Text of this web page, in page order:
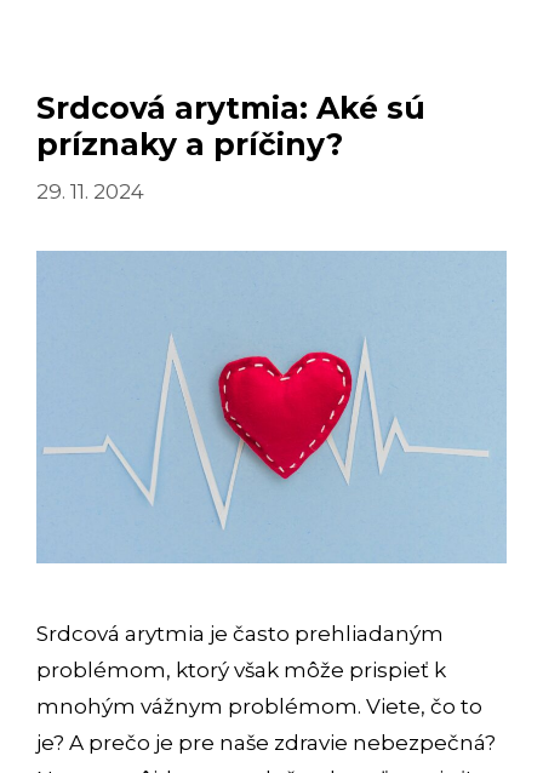
Srdcová arytmia: Aké sú
príznaky a príčiny?
29. 11. 2024
Srdcová arytmia je často prehliadaným
problémom, ktorý však môže prispieť k
mnohým vážnym problémom. Viete, čo to
je? A prečo je pre naše zdravie nebezpečná?